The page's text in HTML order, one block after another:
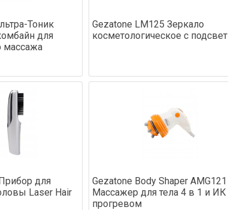
Тоник
для
массажа
Gezatone LM125 Зеркало
косметологическое с
для
Laser Hair
Gezatone Body Shaper AMG121
Массажер для тела 4 в 1 и ИК
прогревом